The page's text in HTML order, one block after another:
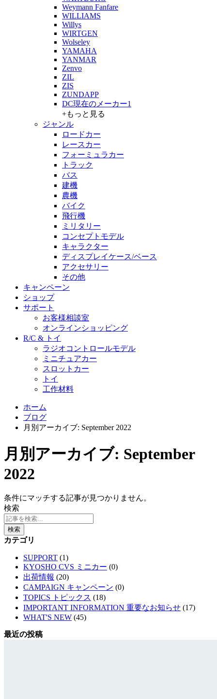
Weymann Fanfare
WILLIAMS
Willys
WIRTGEN
Wolseley
YAMAHA
YANMAR
Zenvo
ZIL
ZIS
ZUNDAPP
DC現在のメーカー1
+もっと見る
ジャンル
ロードカー
レースカー
フォーミュラカー
トラック
バス
建機
農機
バイク
飛行機
ミリタリー
コンセプトモデル
キャラクター
ディスプレイケース/ベース
アクセサリー
その他
キャンペーン
ショップ
サポート
お客様相談室
オンラインショッピング
R/C & トイ
ラジオコントロールモデル
ミニチュアカー
スロットカー
トイ
工作材料
ホーム
ブログ
月別アーカイブ: September 2022
月別アーカイブ: September
2022
条件にマッチする記事が見つかりません。
検索
検索
カテゴリ
SUPPORT (1)
KYOSHO CVS ミニカー (0)
出荷情報 (20)
CAMPAIGN キャンペーン (0)
TOPICS トピックス (18)
IMPORTANT INFORMATION 重要なお知らせ (17)
WHAT'S NEW (45)
最近の投稿